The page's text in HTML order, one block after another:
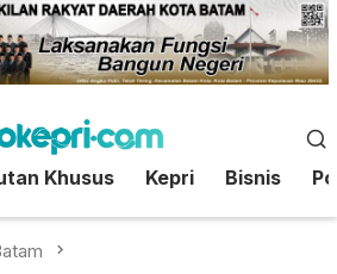
Khusus Kepri Bisnis